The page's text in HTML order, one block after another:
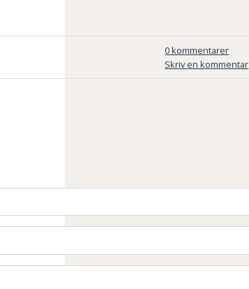
0 kommentarer
Skriv en kommentar